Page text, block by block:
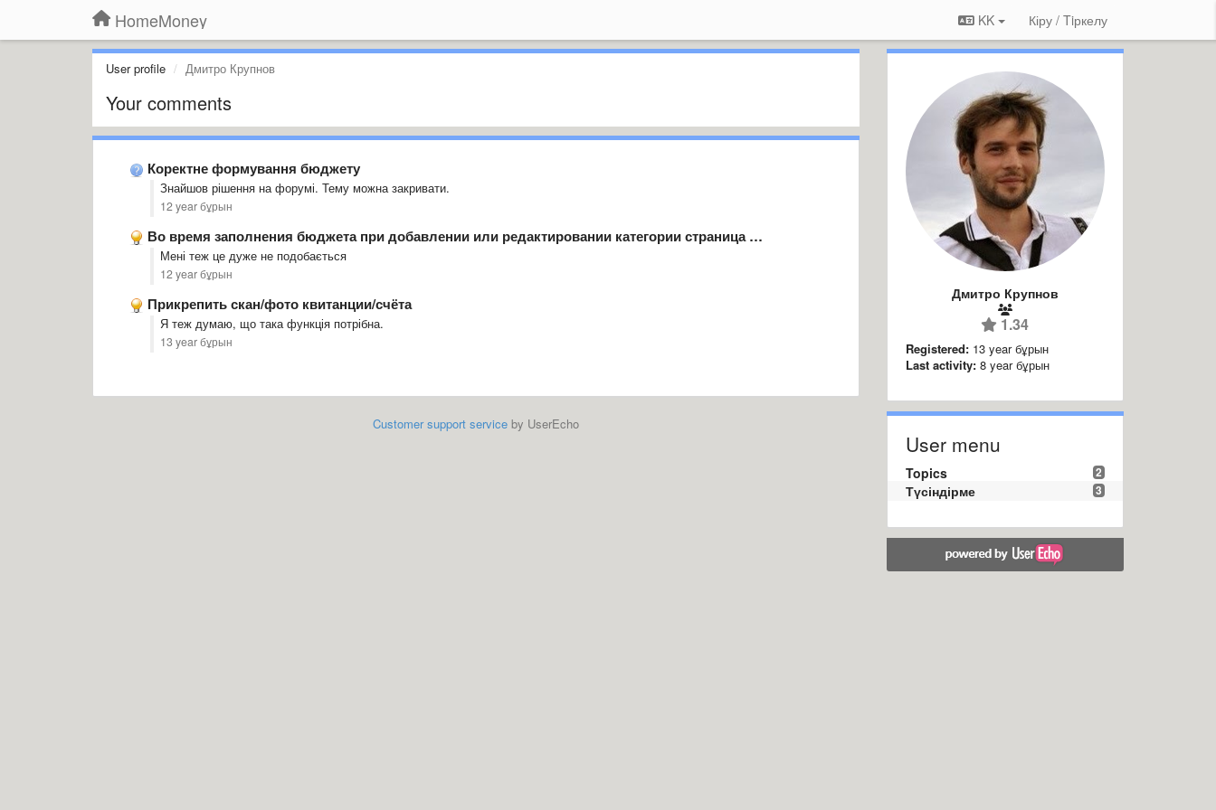
HomeMoney KK Кіру / Tiркелу
User profile Дмитро Крупнов
Your comments
Коректне формування бюджету
Знайшов рішення на форумі. Тему можна закривати.
12 year бұрын
Во время заполнения бюджета при добавлении или редактировании категории страница …
Мені теж це дуже не подобається
12 year бұрын
Прикрепить скан/фото квитанции/счёта
Я теж думаю, що така функція потрібна.
13 year бұрын
Customer support serviceby UserEcho
Дмитро Крупнов
1.34
Registered: 13 year бұрын
Last activity: 8 year бұрын
User menu
2
Topics
3
Түсіндірме